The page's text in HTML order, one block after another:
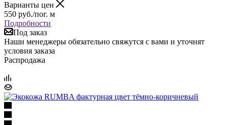
Варианты цен
550 руб./пог. м
Подробности
Под заказ
Наши менеджеры обязательно свяжутся с вами и уточнят
условия заказа
Распродажа